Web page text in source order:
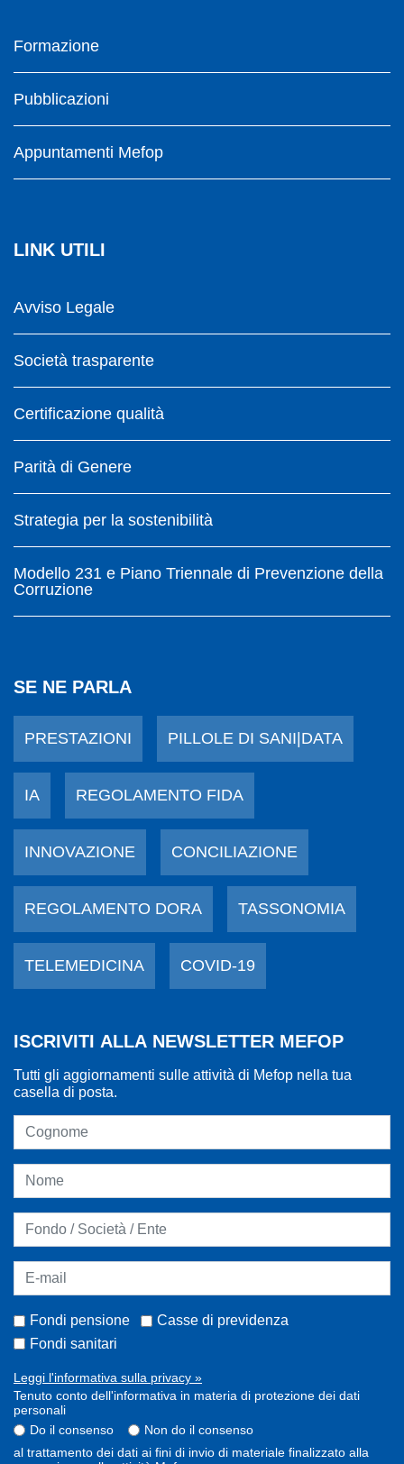
Formazione
Pubblicazioni
Appuntamenti Mefop
LINK UTILI
Avviso Legale
Società trasparente
Certificazione qualità
Parità di Genere
Strategia per la sostenibilità
Modello 231 e Piano Triennale di Prevenzione della
Corruzione
SE NE PARLA
PRESTAZIONI PILLOLE DI SANI|DATA
IA REGOLAMENTO FIDA
INNOVAZIONE CONCILIAZIONE
REGOLAMENTO DORA TASSONOMIA
TELEMEDICINA COVID-19
ISCRIVITI ALLA NEWSLETTER MEFOP
Tutti gli aggiornamenti sulle attività di Mefop nella tua
casella di posta.
Fondi pensione
Casse di previdenza
Fondi sanitari
Leggi l'informativa sulla privacy »
Tenuto conto dell'informativa in materia di protezione dei dati
personali
Do il consenso
Non do il consenso
al trattamento dei dati ai fini di invio di materiale finalizzato alla